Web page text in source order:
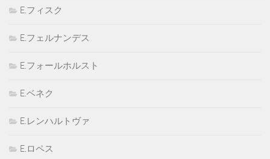
E.フィスク
E.フェルナンデス
E.フォールホルスト
E.ベネク
E.レンハルトヴァ
E.ロペス